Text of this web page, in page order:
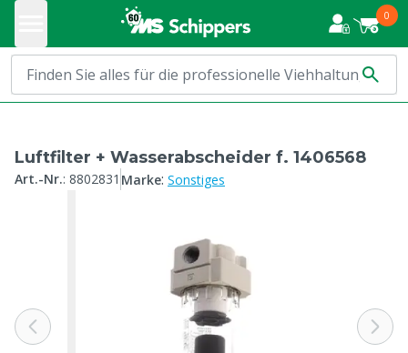
0
Luftfilter + Wasserabscheider f. 1406568
Art.-Nr.: 8802831 Marke: Sonstiges